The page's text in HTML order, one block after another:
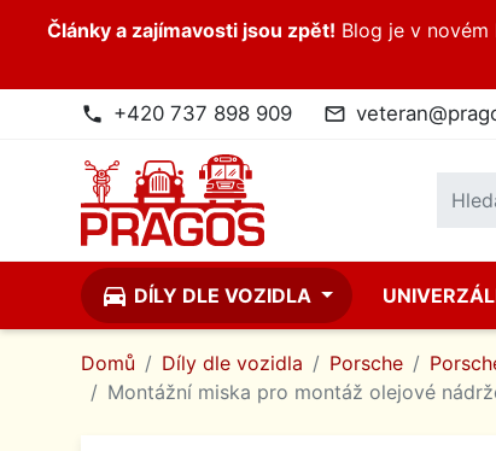
Články a zajímavosti jsou zpět! Blog je v
phone +420 737 898 909 mail_outline
directions_car DÍLY DLE VOZIDLA
Domů Díly dle vozidla Porsche
Montážní miska pro montáž olejové